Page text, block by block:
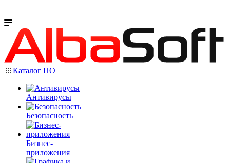
Каталог ПО
Антивирусы
Безопасность
Бизнес-
приложения